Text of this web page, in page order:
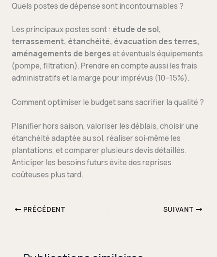
Quels postes de dépense sont incontournables ?
Les principaux postes sont : étude de sol,
terrassement, étanchéité, évacuation des terres,
aménagements de bergeset éventuels équipements
(pompe, filtration). Prendre en compte aussi les frais
administratifs et la marge pour imprévus (10–15%).
Comment optimiser le budget sans sacrifier la qualité ?
Planifier hors saison, valoriser les déblais, choisir une
étanchéité adaptée au sol, réaliser soi‑même les
plantations, et comparer plusieurs devis détaillés.
Anticiper les besoins futurs évite des reprises
coûteuses plus tard.
PRÉCÉDENT SUIVANT